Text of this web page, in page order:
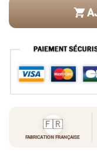
🇫🇷
FABRICATION FRANÇAISE